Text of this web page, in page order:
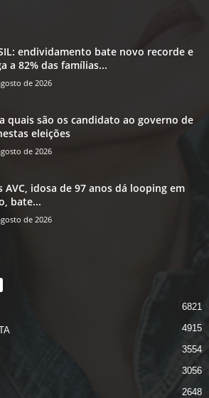
endividamento bate novo recorde e
a 82% das famílias...
de 2026
quais são os candidato ao governo de
eleições
de 2026
AVC, idosa de 97 anos dá looping em
bate...
de 2026
6821
4915
3554
3056
2648